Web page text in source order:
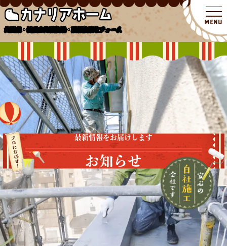
北関東・埼玉の外壁塗装・屋根塗装リフォーム
最新情報をお届けします
お知らせ